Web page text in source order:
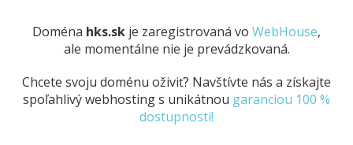
Doména hks.sk je zaregistrovaná vo WebHouse,
ale momentálne nie je prevádzkovaná.
Chcete svoju doménu oživiť? Navštívte nás a získajte
spoľahlivý webhosting s unikátnou garanciou 100 %
dostupnosti!